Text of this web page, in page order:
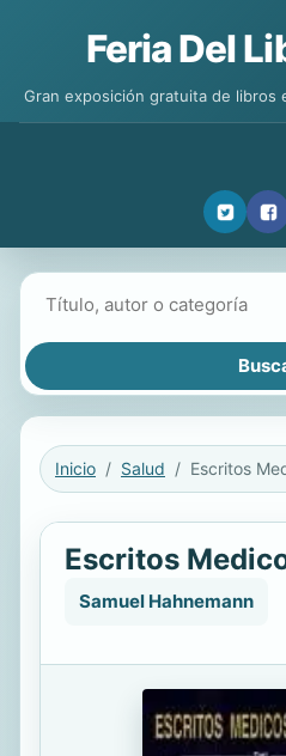
Feria Del
Gran exposición gratuita de libros
Inicio Salud Escritos
Escritos
Samuel Hahnemann